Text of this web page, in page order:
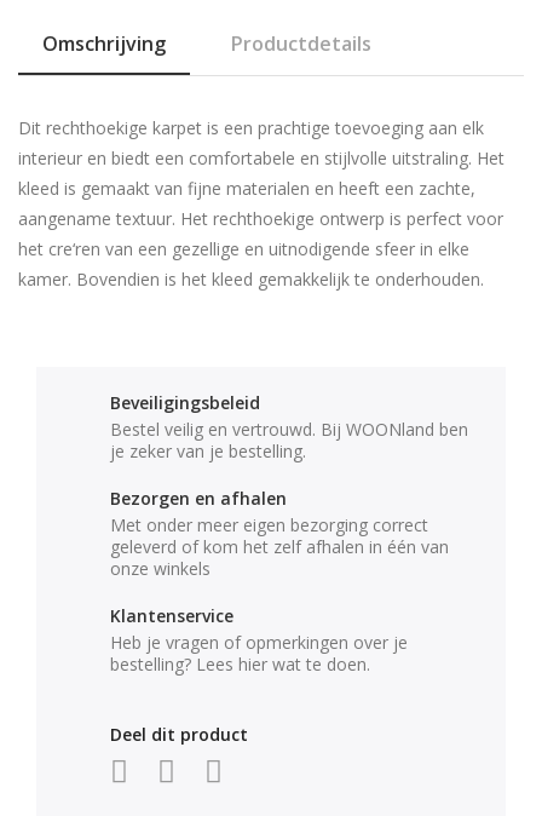
Omschrijving Productdetails
Dit rechthoekige karpet is een prachtige toevoeging aan elk
interieur en biedt een comfortabele en stijlvolle uitstraling. Het
kleed is gemaakt van fijne materialen en heeft een zachte,
aangename textuur. Het rechthoekige ontwerp is perfect voor
het cre‘ren van een gezellige en uitnodigende sfeer in elke
kamer. Bovendien is het kleed gemakkelijk te onderhouden.
Beveiligingsbeleid
Bestel veilig en vertrouwd. Bij WOONland ben
je zeker van je bestelling.
Bezorgen en afhalen
Met onder meer eigen bezorging correct
geleverd of kom het zelf afhalen in één van
onze winkels
Klantenservice
Heb je vragen of opmerkingen over je
bestelling? Lees hier wat te doen.
Deel dit product